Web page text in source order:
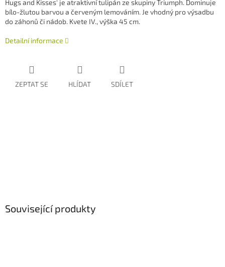
Hugs and Kisses' je atraktivní tulipán ze skupiny Triumph. Dominuje
bílo-žlutou barvou a červeným lemováním. Je vhodný pro výsadbu
do záhonů či nádob. Kvete IV., výška 45 cm.
Detailní informace
ZEPTAT SE HLÍDAT SDÍLET
Související produkty